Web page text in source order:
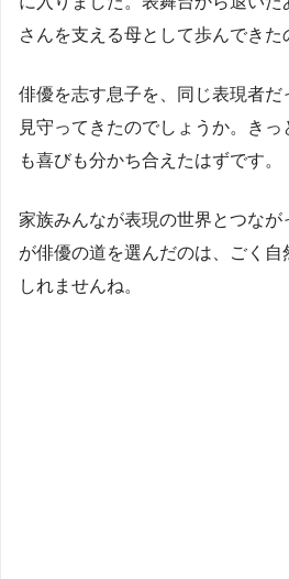
さんを支える母として歩んできた
俳優を志す息子を、同じ表現者
見守ってきたのでしょうか。きっ
も喜びも分かち合えたはずです。
家族みんなが表現の世界とつなが
が俳優の道を選んだのは、ごく自
しれませんね。